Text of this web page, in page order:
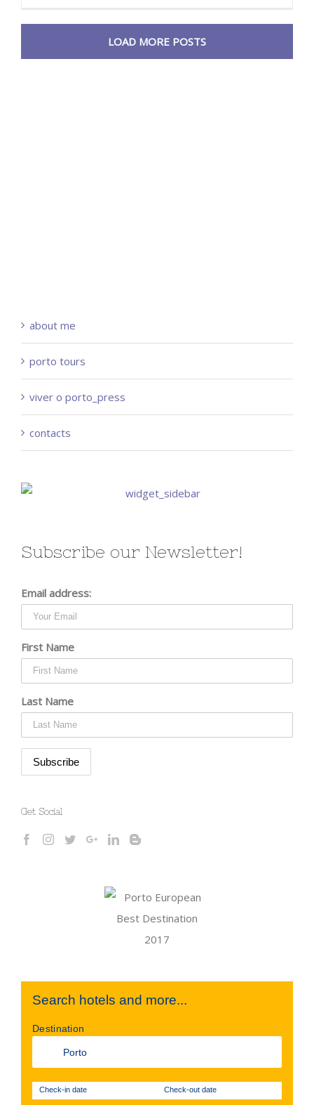
LOAD MORE POSTS
about me
porto tours
viver o porto_press
contacts
Subscribe our Newsletter!
Email address:
First Name
Last Name
Get Social
Search hotels and more...
Destination
Check-in date Check-out date